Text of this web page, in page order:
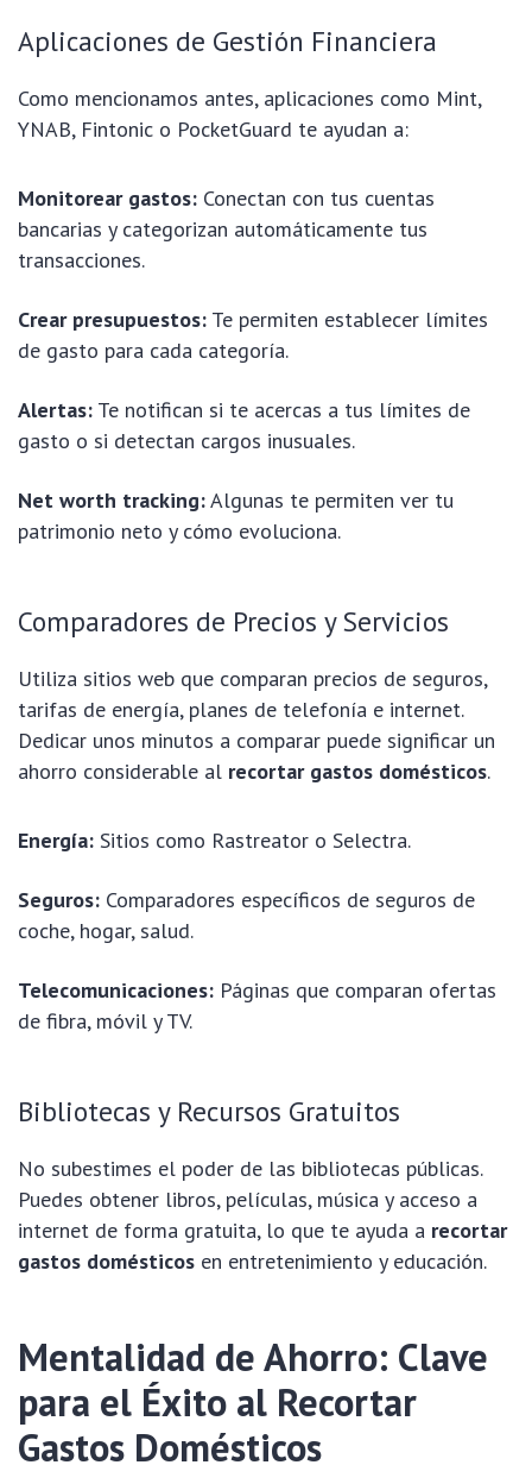
Aplicaciones de Gestión Financiera
Como mencionamos antes, aplicaciones como Mint,
YNAB, Fintonic o PocketGuard te ayudan a:
Monitorear gastos: Conectan con tus cuentas
bancarias y categorizan automáticamente tus
transacciones.
Crear presupuestos: Te permiten establecer límites
de gasto para cada categoría.
Alertas: Te notifican si te acercas a tus límites de
gasto o si detectan cargos inusuales.
Net worth tracking:Algunas te permiten ver tu
patrimonio neto y cómo evoluciona.
Comparadores de Precios y Servicios
Utiliza sitios web que comparan precios de seguros,
tarifas de energía, planes de telefonía e internet.
Dedicar unos minutos a comparar puede significar un
ahorro considerable al recortar gastos domésticos.
Energía: Sitios como Rastreator o Selectra.
Seguros: Comparadores específicos de seguros de
coche, hogar, salud.
Telecomunicaciones: Páginas que comparan ofertas
de fibra, móvil y TV.
Bibliotecas y Recursos Gratuitos
No subestimes el poder de las bibliotecas públicas.
Puedes obtener libros, películas, música y acceso a
internet de forma gratuita, lo que te ayuda a recortar
gastos domésticos en entretenimiento y educación.
Mentalidad de Ahorro: Clave
para el Éxito al Recortar
Gastos Domésticos